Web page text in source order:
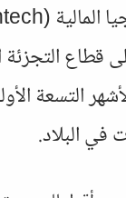
قطاع
في البلاد.